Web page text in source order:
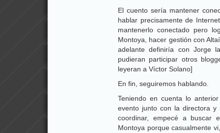
El cuento sería mantener
hablar precisamente de
mantenerlo conectado pero
Montoya, hacer gestión con
adelante definiría con Jorge
pudieran participar otros
leyeran a Víctor Solano]
En fin, seguiremos hablando.
Teniendo en cuenta lo
evento junto con la directora
coordinar, empecé a buscar
Montoya porque casualmente